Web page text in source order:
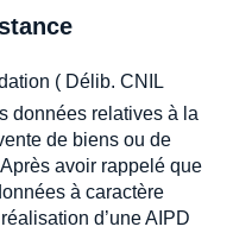
( Délib. CNIL
données relatives à la
de biens ou de
avoir rappelé que
à caractère
d’une AIPD